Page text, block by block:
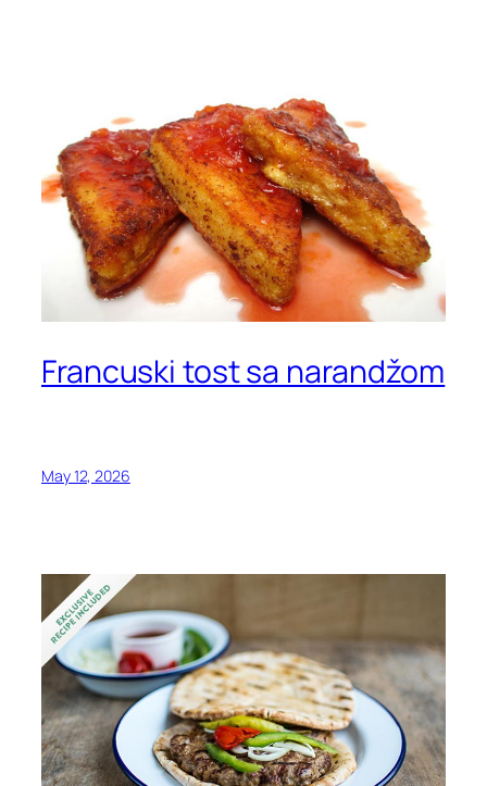
Francuski tost sa narandžom
May 12, 2026